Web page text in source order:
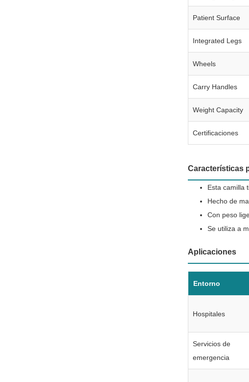
Patient Surface
Integrated Legs
Wheels
Carry Handles
Weight Capacity
Certificaciones
Características
Esta camilla
Hecho de
Con peso
Se utiliza a
Aplicaciones
Entorno
Hospitales
Servicios de
emergencia